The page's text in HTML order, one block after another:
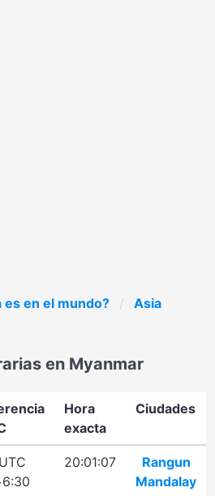
es en el mundo?
Asia
en Myanmar
Hora
exacta
Ciudades
UTC
20:01:07
Rangun
Mandalay